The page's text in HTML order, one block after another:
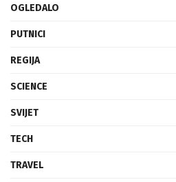
OGLEDALO
PUTNICI
REGIJA
SCIENCE
SVIJET
TECH
TRAVEL